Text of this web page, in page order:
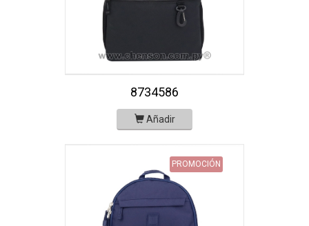
8734586
Añadir
PROMOCIÓN